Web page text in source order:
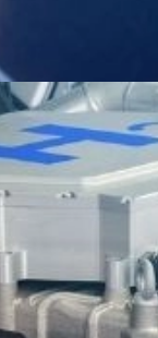
Đang mở